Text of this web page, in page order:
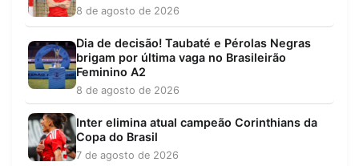
8 de agosto de 2026
Dia de decisão! Taubaté e Pérolas Negras
brigam por última vaga no Brasileirão
Feminino A2
8 de agosto de 2026
Inter elimina atual campeão Corinthians da
Copa do Brasil
7 de agosto de 2026